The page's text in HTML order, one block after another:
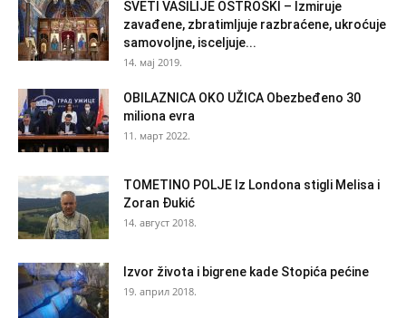
SVETI VASILIJE OSTROŠKI – Izmiruje
zavađene, zbratimljuje razbraćene, ukroćuje
samovoljne, isceljuje...
14. мај 2019.
OBILAZNICA OKO UŽICA Obezbeđeno 30
miliona evra
11. март 2022.
TOMETINO POLJE Iz Londona stigli Melisa i
Zoran Đukić
14. август 2018.
Izvor života i bigrene kade Stopića pećine
19. април 2018.